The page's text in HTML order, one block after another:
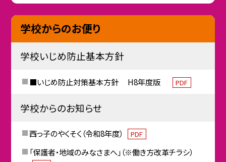
学校からのお便り
学校いじめ防止基本方針
■いじめ防止対策基本方針 H8年度版 PDF
学校からのお知らせ
西っ子のやくそく（令和8年度） PDF
「保護者・地域のみなさまへ」（※働き方改革チラシ）